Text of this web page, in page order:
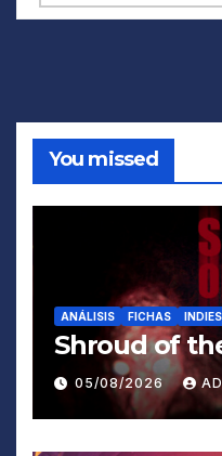
You missed
ANÁLISIS FICHAS INDIES
Shroud of
05/08/2026